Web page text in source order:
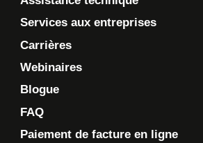
la Politique de confidentialité de
fournit des informations sur la
collecte. Veuillez noter que si vous
termes de la politique de
nécessaires pour évaluer votre
contacter pour faire suite à votre
Services aux entreprises
Carrières
Webinaires
Blogue
FAQ
Paiement de facture en ligne